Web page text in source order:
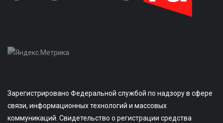
Зарегистрировано Федеральной службой по надзору в сфере
связи, информационных технологий и массовых
коммуникаций. Свидетельство о регистрации средства